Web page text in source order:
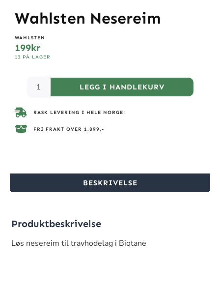
Wahlsten Nesereim
WAHLSTEN
199kr
13 PÅ LAGER
LEGG I HANDLEKURV
RASK LEVERING I HELE NORGE!
FRI FRAKT OVER 1.899,-
BESKRIVELSE
Produktbeskrivelse
Løs nesereim til travhodelag i Biotane